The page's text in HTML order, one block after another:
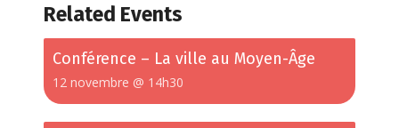
Related Events
Conférence – La ville au Moyen-Âge
12 novembre @ 14h30